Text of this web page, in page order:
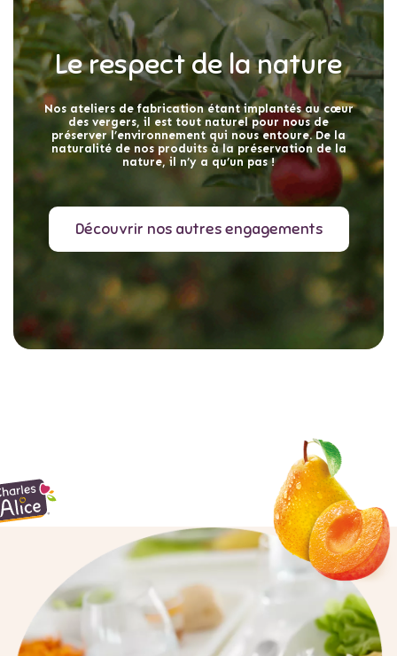
Le respect de la nature
Nos ateliers de fabrication étant implantés au cœur
des vergers, il est tout naturel pour nous de
préserver l’environnement qui nous entoure. De la
naturalité de nos produits à la préservation de la
nature, il n’y a qu’un pas !
Découvrir nos autres engagements